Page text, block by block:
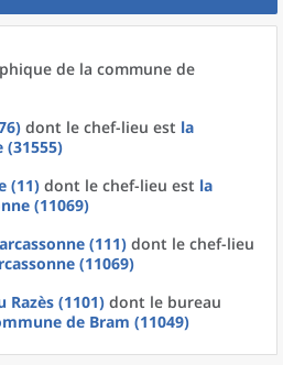
de la commune de
dont le chef-lieu est la
(31555)
(11) dont le chef-lieu est la
(11069)
(111) dont le chef-lieu
(11069)
Razès (1101) dont le bureau
de Bram (11049)